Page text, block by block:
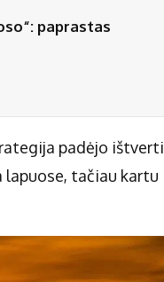
paprastas
padėjo ištverti
lapuose, tačiau kartu